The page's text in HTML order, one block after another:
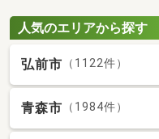
人気のエリアから探す
弘前市 （1122件）
青森市 （1984件）